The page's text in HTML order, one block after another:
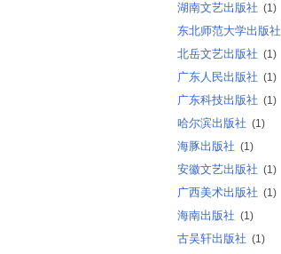
湖南文艺出版社 (1)
东北师范大学出版社
北岳文艺出版社 (1)
广东人民出版社 (1)
广东科技出版社 (1)
哈尔滨出版社 (1)
海豚出版社 (1)
安徽文艺出版社 (1)
广西美术出版社 (1)
海南出版社 (1)
古吴轩出版社 (1)